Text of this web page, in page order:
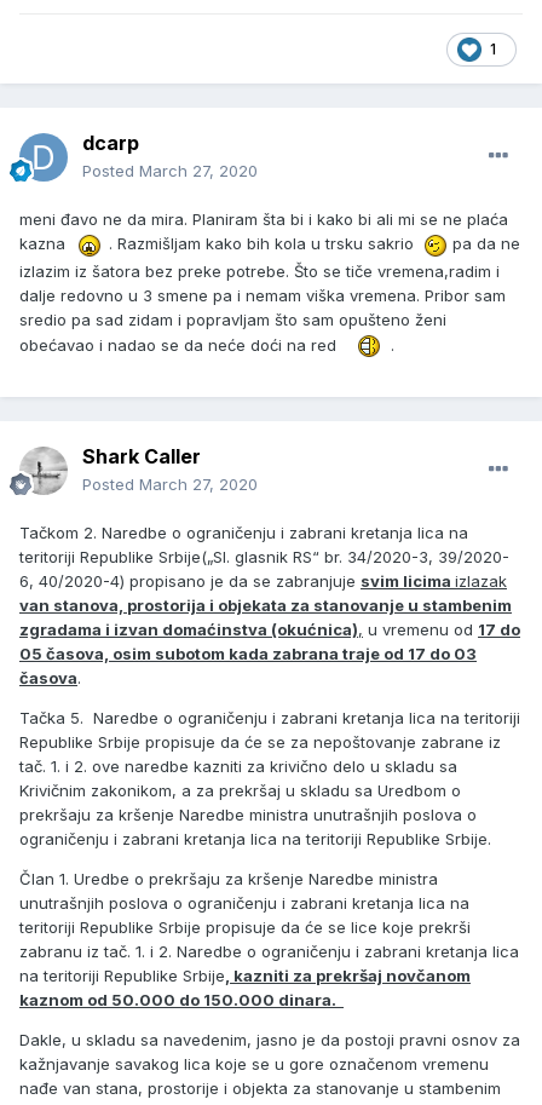
1
dcarp
Posted March 27, 2020
meni đavo ne da mira. Planiram šta bi i kako bi ali mi se ne plaća
kazna
. Razmišljam kako bih kola u trsku sakrio
pa da ne
izlazim iz šatora bez preke potrebe. Što se tiče vremena,radim i
dalje redovno u 3 smene pa i nemam viška vremena. Pribor sam
sredio pa sad zidam i popravljam što sam opušteno ženi
obećavao i nadao se da neće doći na red
.
Shark Caller
Posted March 27, 2020
Tačkom 2. Naredbe o ograničenju i zabrani kretanja lica na
teritoriji Republike Srbije(„Sl. glasnik RS“ br. 34/2020-3, 39/2020-
6, 40/2020-4) propisano je da se zabranjuje svim licima izlazak
van stanova, prostorija i objekata za stanovanje u stambenim
zgradama i izvan domaćinstva (okućnica), u vremenu od 17 do
05 časova, osim subotom kada zabrana traje od 17 do 03
časova.
Tačka 5. Naredbe o ograničenju i zabrani kretanja lica na teritoriji
Republike Srbije propisuje da će se za nepoštovanje zabrane iz
tač. 1. i 2. ove naredbe kazniti za krivično delo u skladu sa
Krivičnim zakonikom, a za prekršaj u skladu sa Uredbom o
prekršaju za kršenje Naredbe ministra unutrašnjih poslova o
ograničenju i zabrani kretanja lica na teritoriji Republike Srbije.
Član 1. Uredbe o prekršaju za kršenje Naredbe ministra
unutrašnjih poslova o ograničenju i zabrani kretanja lica na
teritoriji Republike Srbije propisuje da će se lice koje prekrši
zabranu iz tač. 1. i 2. Naredbe o ograničenju i zabrani kretanja lica
na teritoriji Republike Srbije, kazniti za prekršaj novčanom
kaznom od 50.000 do 150.000 dinara.
Dakle, u skladu sa navedenim, jasno je da postoji pravni osnov za
kažnjavanje savakog lica koje se u gore označenom vremenu
nađe van stana, prostorije i objekta za stanovanje u stambenim